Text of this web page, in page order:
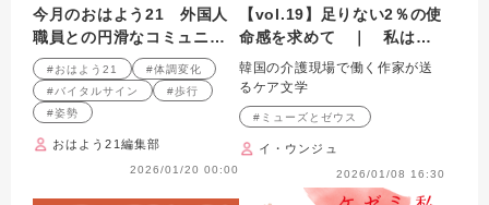
今月のおはよう21 外国人
職員との円滑なコミュニケ
ーション
#おはよう21
#体調変化
#バイタルサイン
#歩行
#姿勢
おはよう21編集部
2026/01/20 00:00
【vol.19】足りない2％の使
命感を求めて ｜ 私はミ
ューズとゼウスのケアラー
です
韓国の介護現場で働く作家が送
るケア文学
#ミューズとゼウス
イ・ウンジュ
2026/01/08 16:30